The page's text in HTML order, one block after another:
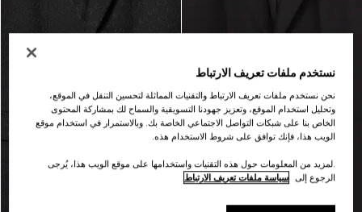
نستخدم ملفات تعريف الارتباط
نحن نستخدم ملفات تعريف الارتباط والتقنيات المماثلة لتحسين التنقل في الموقع،
وتحليل استخدام الموقع، وتعزيز جهودنا التسويقية والسماح لك بمشاركة المحتوى
الخاص بنا على شبكات التواصل الاجتماعي الخاصة بك. وبالاستمرار في استخدام موقع
الويب هذا، فإنك توافق على شروط الاستخدام هذه.
.لمزيد من المعلومات حول هذه التقنيات واستخدامها على موقع الويب هذا، يُرجى
الرجوع إلى سياسة ملفات تعريف الارتباط